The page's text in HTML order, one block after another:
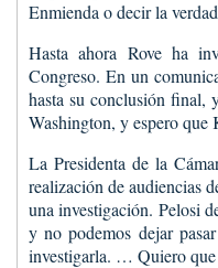
Enmienda o decir la
Hasta ahora Rove ha
Congreso. En un
hasta su conclusión final,
Washington, y espero que
La Presidenta de la
realización de audiencias
una investigación. Pelosi
y no podemos dejar
investigarla. … Quiero que